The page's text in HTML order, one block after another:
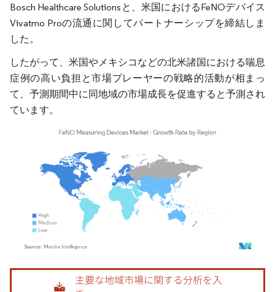
Bosch Healthcare Solutionsと、米国におけるFeNOデバイス
Vivatmo Proの流通に関してパートナーシップを締結しま
した。
したがって、米国やメキシコなどの北米諸国における喘息
症例の高い負担と市場プレーヤーの戦略的活動が相まっ
て、予測期間中に同地域の市場成長を促進すると予測され
ています。
画像 © Mordor Intelligence。再利用にはCC BY 4.0の表示が必要です。